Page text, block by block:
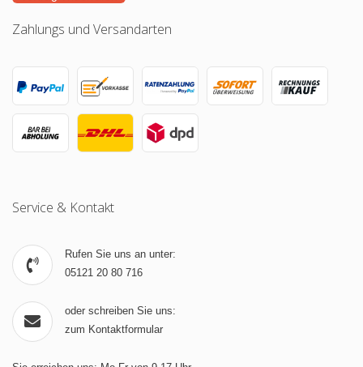
Zahlungs und Versandarten
Service & Kontakt
Rufen Sie uns an unter:
05121 20 80 716
oder schreiben Sie uns:
zum Kontaktformular